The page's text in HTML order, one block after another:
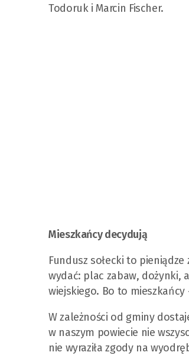
Todoruk i Marcin Fischer.
Mieszkańcy decydują
Fundusz sołecki to
wydać: plac zabaw, dożynki,
wiejskiego. Bo to
W zależności od gminy
w naszym powiecie nie
nie wyraziła zgody na